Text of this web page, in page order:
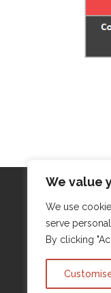
We value
We use
serve
By clicking
Menu
Qui